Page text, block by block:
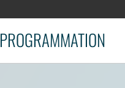
PROGRAMMATION